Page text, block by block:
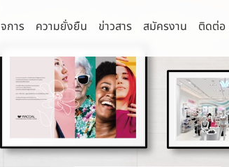
ารณาค่า
ร
ข่าวสารเพื่อนักลงทุน
ข้อมูลแจ้งตลาดหลักทรัพย์
ข่าวนักลงทุนสัมพันธ์
ปฎิทินกิจกรรมนักลงทุน
การ
นโยบายการบริหารความเสี่ยง
นโยบายด้านภาษี
นโยบายด้านสิทธิมนุษยชน
นโยบายความเป็นส่วนตัว
ความยั่งยืน ข่าวสาร สมัครงาน ติดต่อ